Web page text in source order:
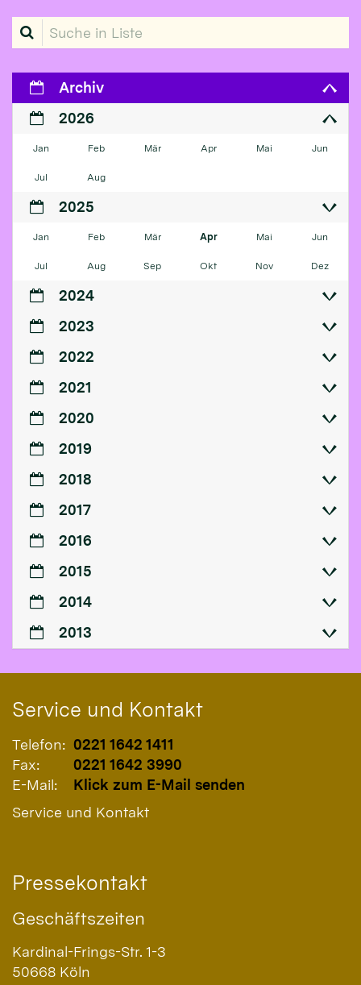
Suche in Liste
Archiv
2026
Jan Feb Mär Apr Mai Jun
Jul Aug
2025
Jan Feb Mär Apr Mai Jun
Jul Aug Sep Okt Nov Dez
2024
2023
2022
2021
2020
2019
2018
2017
2016
2015
2014
2013
Service und Kontakt
Telefon: 0221 1642 1411
Fax:
0221 1642 3990
E-Mail:
Klick zum E-Mail senden
Service und Kontakt
Pressekontakt
Geschäftszeiten
Kardinal-Frings-Str. 1-3
50668 Köln